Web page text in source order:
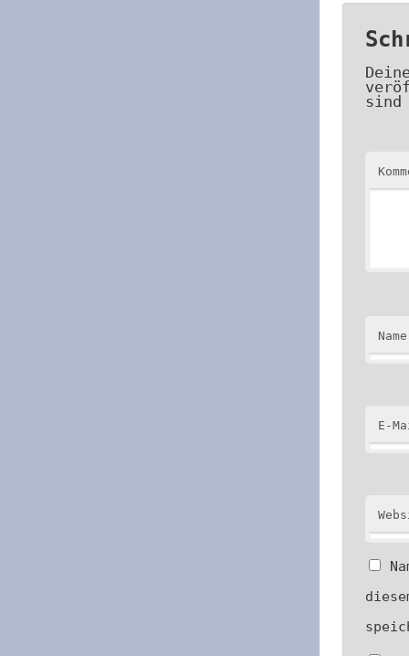
Name
E-